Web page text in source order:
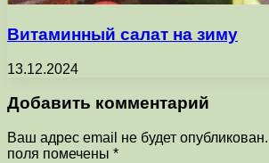
Витаминный салат на зиму
13.12.2024
Добавить комментарий
Ваш адрес email не будет опубликован.
поля помечены *